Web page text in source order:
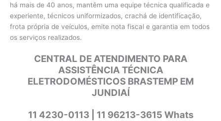
há mais de 40 anos, mantêm uma equipe técnica qualificada e
experiente, técnicos uniformizados, crachá de identificação,
frota própria de veículos, emite nota fiscal e garantia em todos
os serviços realizados.
CENTRAL DE ATENDIMENTO PARA
ASSISTÊNCIA TÉCNICA
ELETRODOMÉSTICOS BRASTEMP EM
JUNDIAÍ
11 4230-0113 | 11 96213-3615 Whats